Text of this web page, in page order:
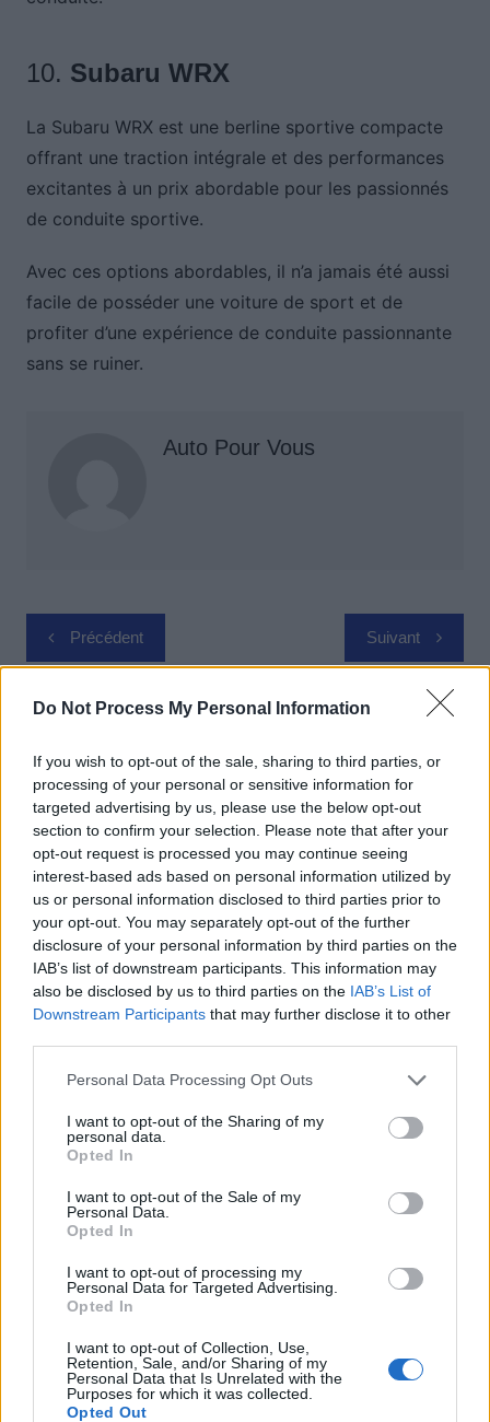
Do Not Process My Personal Information
If you wish to opt-out of the sale, sharing to third parties, or
processing of your personal or sensitive information for
targeted advertising by us, please use the below opt-out
section to confirm your selection. Please note that after your
opt-out request is processed you may continue seeing
interest-based ads based on personal information utilized by
us or personal information disclosed to third parties prior to
your opt-out. You may separately opt-out of the further
disclosure of your personal information by third parties on the
IAB’s list of downstream participants. This information may
also be disclosed by us to third parties on the IAB’s List of
Downstream Participants that may further disclose it to other
Personal Data Processing Opt Outs
I want to opt-out of the Sharing of my
personal data.
Opted In
I want to opt-out of the Sale of my
Personal Data.
Opted In
I want to opt-out of processing my
Personal Data for Targeted Advertising.
Opted In
I want to opt-out of Collection, Use,
Retention, Sale, and/or Sharing of my
Personal Data that Is Unrelated with the
Purposes for which it was collected.
Opted Out
10. Subaru WRX
La Subaru WRX est une berline sportive compacte
offrant une traction intégrale et des performances
excitantes à un prix abordable pour les passionnés
de conduite sportive.
Avec ces options abordables, il n’a jamais été aussi
facile de posséder une voiture de sport et de
profiter d’une expérience de conduite passionnante
sans se ruiner.
Auto Pour Vous
Navigation
de
l’article
Précédent Suivant
Actus Info
Elon Musk nuirait gravement à Tesla
selon une étude européenne
Auto Pour Vous 5 août 2026